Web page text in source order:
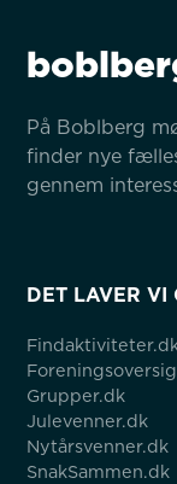
På Boblberg
finder nye
gennem
DET LAVER VI
Grupper.dk
Julevenner.dk
Nytårsvenner.dk
SnakSammen.dk